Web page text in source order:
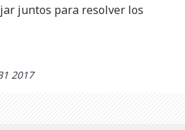
juntos para resolver los
2017